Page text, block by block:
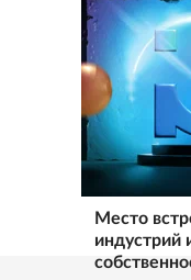
Место
индустрий